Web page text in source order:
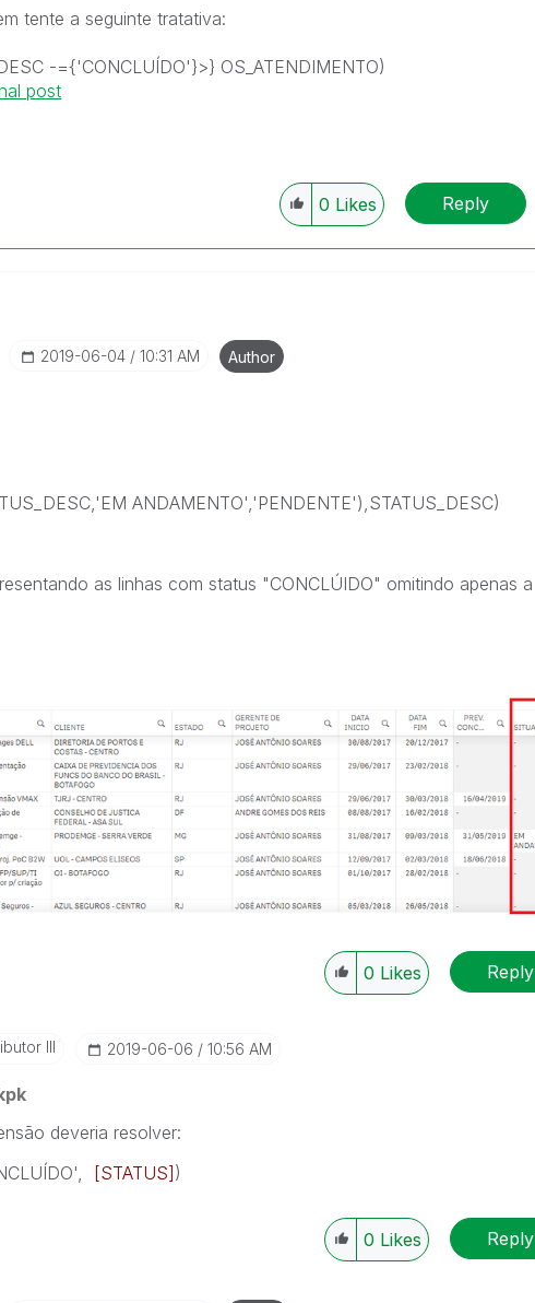
tente a seguinte tratativa:
-={'CONCLUÍDO'}>} OS_ATENDIMENTO)
post
0 Likes Reply
‎2019-06-04 10:31 AM Author
ANDAMENTO','PENDENTE'),STATUS_DESC)
as linhas com status "CONCLÚIDO" omitindo apenas a
0 Likes Reply
III ‎2019-06-06 10:56 AM
deveria resolver:
', [STATUS] )
0 Likes Reply